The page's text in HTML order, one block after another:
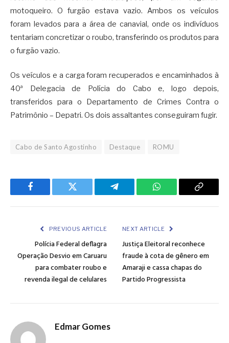
motoqueiro. O furgão estava vazio. Ambos os veículos
foram levados para a área de canavial, onde os indivíduos
tentariam concretizar o roubo, transferindo os produtos para
o furgão vazio.
Os veículos e a carga foram recuperados e encaminhados à
40ª Delegacia de Polícia do Cabo e, logo depois,
transferidos para o Departamento de Crimes Contra o
Patrimônio – Depatri. Os dois assaltantes conseguiram fugir.
Cabo de Santo Agostinho Destaque ROMU
Facebook Twitter Telegram WhatsApp Copy
PREVIOUS ARTICLE
Polícia Federal deflagra
Operação Desvio em Caruaru
para combater roubo e
revenda ilegal de celulares
NEXT ARTICLE
Justiça Eleitoral reconhece
fraude à cota de gênero em
Amaraji e cassa chapas do
Partido Progressista
Edmar Gomes